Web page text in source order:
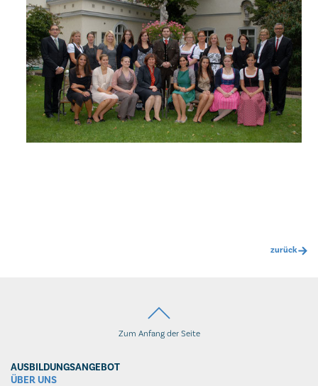
zurück
Zum Anfang der Seite
AUSBILDUNGSANGEBOT
ÜBER UNS